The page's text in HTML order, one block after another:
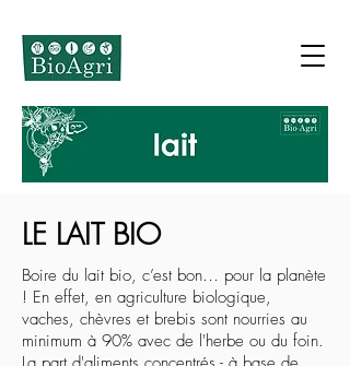
LE LAIT BIO
Boire du lait bio, c’est bon… pour la planète
! En effet, en agriculture biologique,
vaches, chèvres et brebis sont nourries au
minimum à 90% avec de l'herbe ou du foin.